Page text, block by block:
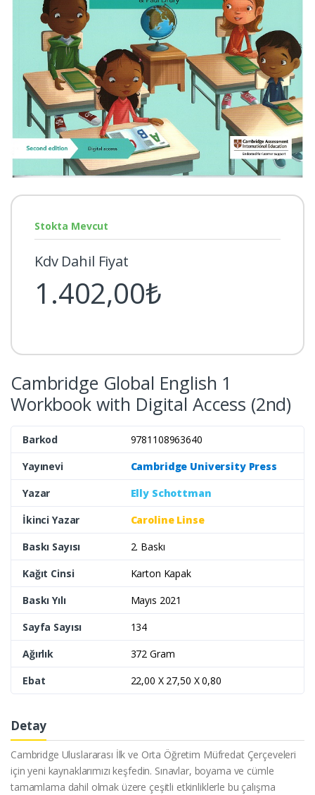
Cambridge Global English 1
Workbook with Digital Access (2nd)
Barkod
9781108963640
Yayınevi
Cambridge University Press
Yazar
Elly Schottman
İkinci Yazar
Caroline Linse
Baskı Sayısı
2. Baskı
Kağıt Cinsi
Karton Kapak
Baskı Yılı
Mayıs 2021
Sayfa Sayısı
134
Ağırlık
372 Gram
Ebat
22,00 X 27,50 X 0,80
Stokta Mevcut
Kdv Dahil Fiyat
1.402,00₺
Detay
Cambridge Uluslararası İlk ve Orta Öğretim Müfredat Çerçeveleri
için yeni kaynaklarımızı keşfedin. Sınavlar, boyama ve cümle
tamamlama dahil olmak üzere çeşitli etkinliklerle bu çalışma